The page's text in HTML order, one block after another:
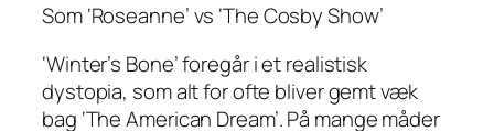
Som ‘Roseanne’ vs ‘The Cosby Show’
‘Winter’s Bone’ foregår i et realistisk
dystopia, som alt for ofte bliver gemt væk
bag ‘The American Dream’. På mange måder